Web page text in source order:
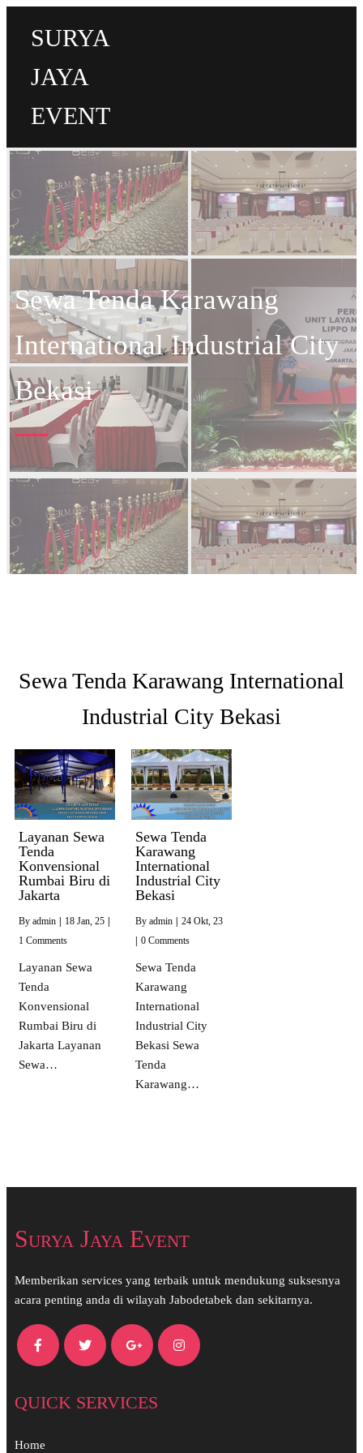
SURYA
JAYA
EVENT
Sewa Tenda Karawang
International Industrial City
Bekasi
Sewa Tenda Karawang International
Industrial City Bekasi
Layanan Sewa
Tenda
Konvensional
Rumbai Biru di
Jakarta
By admin | 18 Jan, 25 |
1 Comments
Layanan Sewa
Tenda
Konvensional
Rumbai Biru di
Jakarta Layanan
Sewa…
Sewa Tenda
Karawang
International
Industrial City
Bekasi
By admin | 24 Okt, 23
| 0 Comments
Sewa Tenda
Karawang
International
Industrial City
Bekasi Sewa
Tenda
Karawang…
Surya Jaya Event
Memberikan services yang terbaik untuk mendukung suksesnya
acara penting anda di wilayah Jabodetabek dan sekitarnya.
QUICK SERVICES
Home